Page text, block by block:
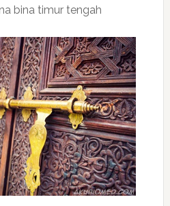
bina timur tengah